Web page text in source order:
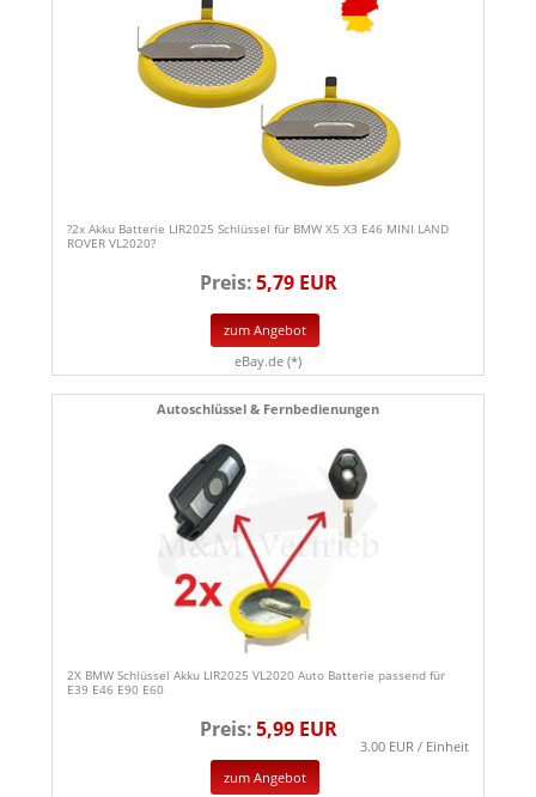
?2x Akku Batterie LIR2025 Schlüssel für BMW X5 X3 E46 MINI LAND
ROVER VL2020?
Preis:5,79 EUR
zum Angebot
eBay.de (*)
Autoschlüssel & Fernbedienungen
2X BMW Schlüssel Akku LIR2025 VL2020 Auto Batterie passend für
E39 E46 E90 E60
Preis:5,99 EUR
3.00 EUR / Einheit
zum Angebot